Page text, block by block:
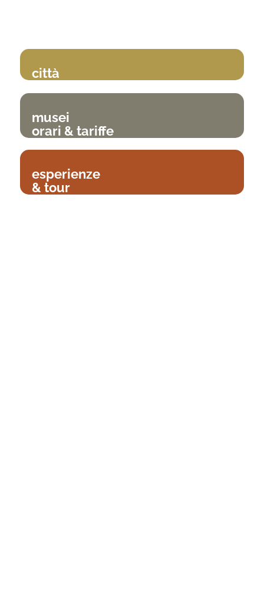
città
musei
orari & tariffe
esperienze
& tour